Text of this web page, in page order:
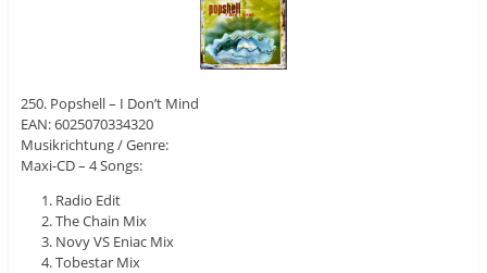
250. Popshell – I Don’t Mind
EAN: 6025070334320
Musikrichtung / Genre:
Maxi-CD – 4 Songs:
Radio Edit
The Chain Mix
Novy VS Eniac Mix
Tobestar Mix